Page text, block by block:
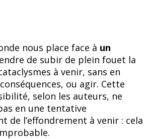
nous place face à un
de subir de plein fouet la
à venir, sans en
ou agir. Cette
selon les auteurs, ne
en une tentative
de l’effondrement à venir : cela